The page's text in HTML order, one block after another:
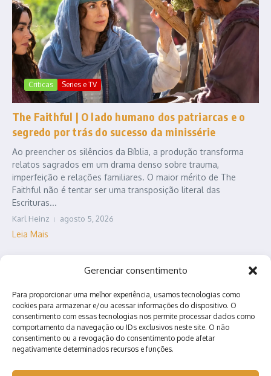
Gerenciar consentimento
Para proporcionar uma melhor experiência, usamos tecnologias como
cookies para armazenar e/ou acessar informações do dispositivo. O
consentimento com essas tecnologias nos permite processar dados como
comportamento da navegação ou IDs exclusivos neste site. O não
consentimento ou a revogação do consentimento pode afetar
negativamente determinados recursos e funções.
Criticas Series e TV
The Faithful | O lado humano dos patriarcas e o
segredo por trás do sucesso da minissérie
Ao preencher os silêncios da Bíblia, a produção transforma
relatos sagrados em um drama denso sobre trauma,
imperfeição e relações familiares. O maior mérito de The
Faithful não é tentar ser uma transposição literal das
Escrituras...
Karl Heinz agosto 5, 2026
Leia Mais
ContatoQuem somos?Anuncie conosco!